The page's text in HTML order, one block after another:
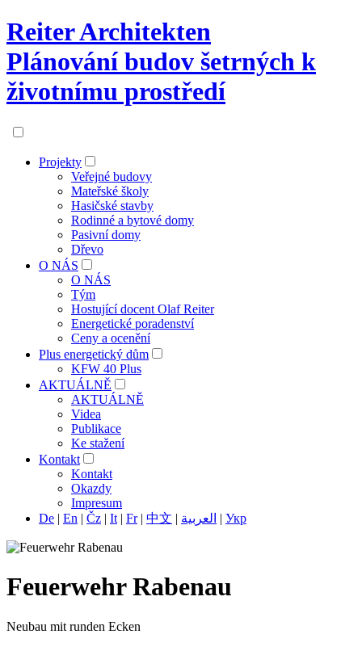
Reiter Architekten
Plánování budov šetrných k
životnímu prostředí
Projekty
Veřejné budovy
Mateřské školy
Hasičské stavby
Rodinné a bytové domy
Pasivní domy
Dřevo
O NÁS
O NÁS
Tým
Hostující docent Olaf Reiter
Energetické poradenství
Ceny a ocenění
Plus energetický dům
KFW 40 Plus
AKTUÁLNĚ
AKTUÁLNĚ
Videa
Publikace
Ke stažení
Kontakt
Kontakt
Okazdy
Impresum
De | En | Čz | It | Fr| 中文 | العربية | Укр
Feuerwehr Rabenau
Neubau mit runden Ecken